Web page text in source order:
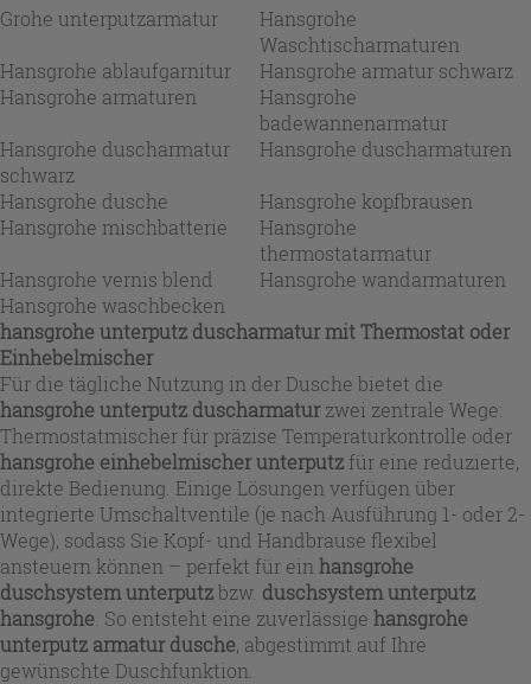
Grohe unterputzarmatur
Hansgrohe
Waschtischarmaturen
Hansgrohe ablaufgarnitur
Hansgrohe armatur schwarz
Hansgrohe armaturen
Hansgrohe
badewannenarmatur
Hansgrohe duscharmatur
schwarz
Hansgrohe duscharmaturen
Hansgrohe dusche
Hansgrohe kopfbrausen
Hansgrohe mischbatterie
Hansgrohe
thermostatarmatur
Hansgrohe vernis blend
Hansgrohe wandarmaturen
Hansgrohe waschbecken
hansgrohe unterputz duscharmaturmit Thermostat oder
Einhebelmischer
Für die tägliche Nutzung in der Dusche bietet die
hansgrohe unterputz duscharmaturzwei zentrale Wege:
Thermostatmischer für präzise Temperaturkontrolle oder
hansgrohe einhebelmischer unterputz für eine reduzierte,
direkte Bedienung. Einige Lösungen verfügen über
integrierte Umschaltventile (je nach Ausführung 1- oder 2-
Wege), sodass Sie Kopf- und Handbrause flexibel
ansteuern können – perfekt für ein hansgrohe
duschsystem unterputzbzw. duschsystem unterputz
hansgrohe . So entsteht eine zuverlässige hansgrohe
unterputz armatur dusche, abgestimmt auf Ihre
gewünschte Duschfunktion.